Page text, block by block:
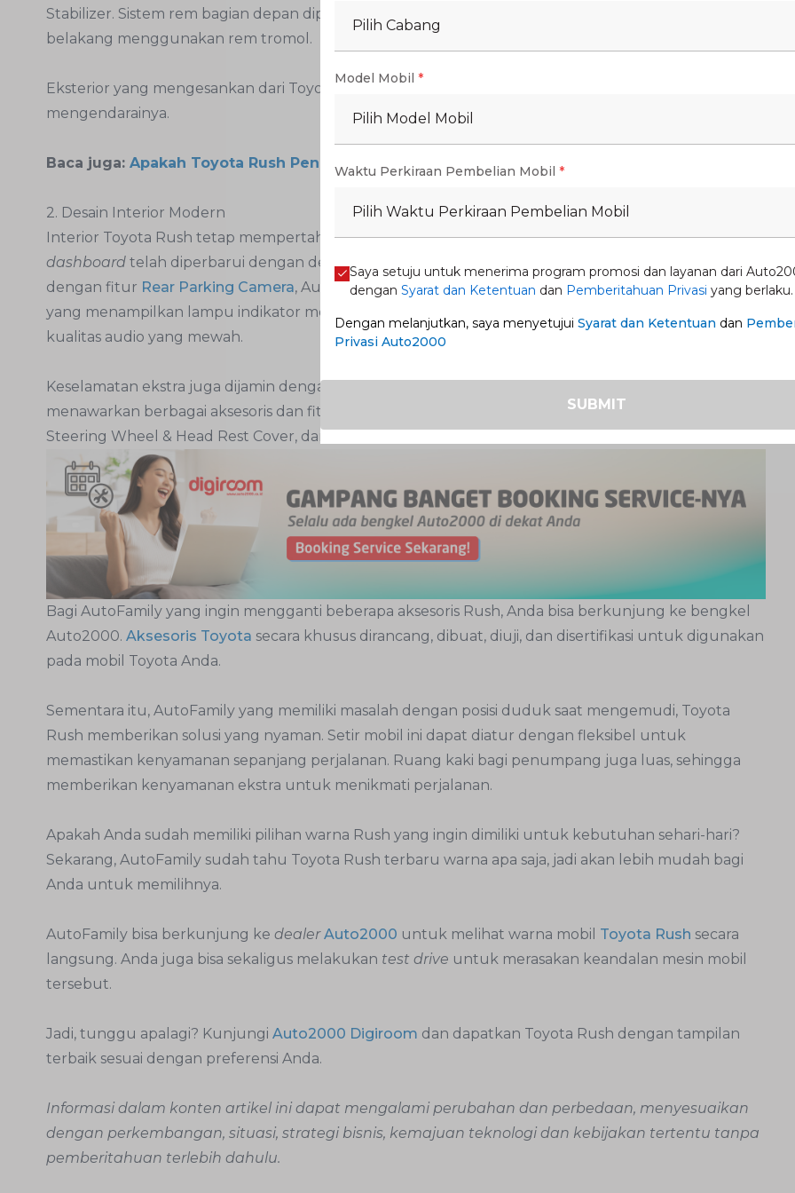
Stabilizer. Sistem rem bagian depan diperkuat dengan Disc berukuran 16 inch, sementara rem
belakang menggunakan rem tromol.
Eksterior yang mengesankan dari Toyota Rush memberikan kesan yang gagah saat AutoFamily
mengendarainya.
Baca juga: Apakah Toyota Rush Penggerak Roda Depan atau Belakang?
2. Desain Interior Modern
Interior Toyota Rush tetap mempertahankan gaya modern terkini tanpa terlihat berlebihan. Bagian
dashboard telah diperbarui dengan desain terbaru, dilengkapi dengan Head Unit yang dilengkapi
dengan fitur Rear Parking Camera, Auto A/C dengan Digital Display, Stunning Combinator Meter
yang menampilkan lampu indikator mobil, dan 8 Surround Sound Speaker untuk menghasilkan
kualitas audio yang mewah.
Keselamatan ekstra juga dijamin dengan adanya sabuk pengaman. Toyota Rush GR Sport
menawarkan berbagai aksesoris dan fitur eksklusif, termasuk
bergaya GR Sporty, GR
Steering Wheel & Head Rest Cover, dan
Bagi AutoFamily yang ingin mengganti beberapa aksesoris Rush, Anda bisa berkunjung ke bengkel
Auto2000. Aksesoris Toyota secara khusus dirancang, dibuat, diuji, dan disertifikasi untuk digunakan
pada mobil Toyota Anda.
Sementara itu, AutoFamily yang memiliki masalah dengan posisi duduk saat mengemudi, Toyota
Rush memberikan solusi yang nyaman. Setir mobil ini dapat diatur dengan fleksibel untuk
memastikan kenyamanan sepanjang perjalanan. Ruang kaki bagi penumpang juga luas, sehingga
memberikan kenyamanan ekstra untuk menikmati perjalanan.
Apakah Anda sudah memiliki pilihan warna Rush yang ingin dimiliki untuk kebutuhan sehari-hari?
Sekarang, AutoFamily sudah tahu Toyota Rush terbaru warna apa saja, jadi akan lebih mudah bagi
Anda untuk memilihnya.
AutoFamily bisa berkunjung ke dealerAuto2000 untuk melihat warna mobil Toyota Rush secara
langsung. Anda juga bisa sekaligus melakukan test drive untuk merasakan keandalan mesin mobil
tersebut.
Jadi, tunggu apalagi? Kunjungi Auto2000 Digiroom dan dapatkan Toyota Rush dengan tampilan
terbaik sesuai dengan preferensi Anda.
Informasi dalam konten artikel ini dapat mengalami perubahan dan perbedaan, menyesuaikan
dengan perkembangan, situasi, strategi bisnis, kemajuan teknologi dan kebijakan tertentu tanpa
pemberitahuan terlebih dahulu.
Pilih Cabang
Model Mobil *
Pilih Model Mobil
Waktu Perkiraan Pembelian Mobil *
Pilih Waktu Perkiraan Pembelian Mobil
Saya setuju untuk menerima program promosi dan layanan dari
dengan Syarat dan Ketentuan dan Pemberitahuan Privasi yang berlaku.
Dengan melanjutkan, saya menyetujui Syarat dan Ketentuan dan
Privasi Auto2000
SUBMIT